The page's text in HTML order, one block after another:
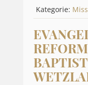
Kategorie: